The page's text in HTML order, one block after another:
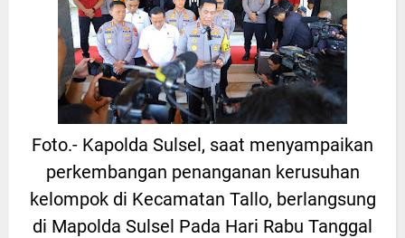
Foto.- Kapolda Sulsel, saat menyampaikan
perkembangan penanganan kerusuhan
kelompok di Kecamatan Tallo, berlangsung
di Mapolda Sulsel Pada Hari Rabu Tanggal